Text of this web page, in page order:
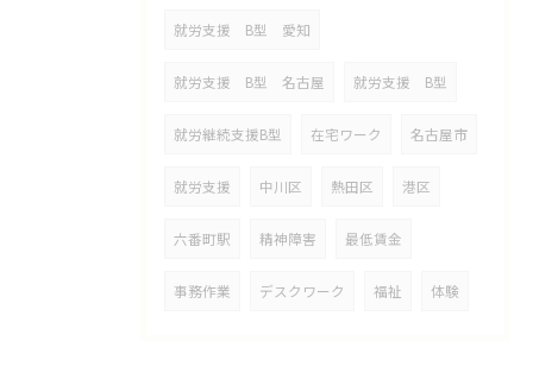
就労支援 B型 愛知
就労支援 B型 名古屋 就労支援 B型
就労継続支援B型 在宅ワーク 名古屋市
就労支援 中川区 熱田区 港区
六番町駅 精神障害 最低賃金
事務作業 デスクワーク 福祉 体験